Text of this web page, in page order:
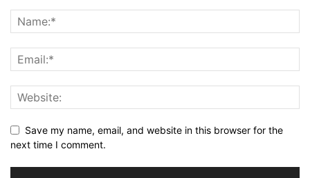
Save my name, email, and website in this browser for the
next time I comment.